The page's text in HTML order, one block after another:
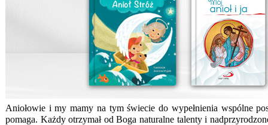
Aniołowie i my mamy na tym świecie do wypełnienia wspólne
pomaga. Każdy otrzymał od Boga naturalne talenty i